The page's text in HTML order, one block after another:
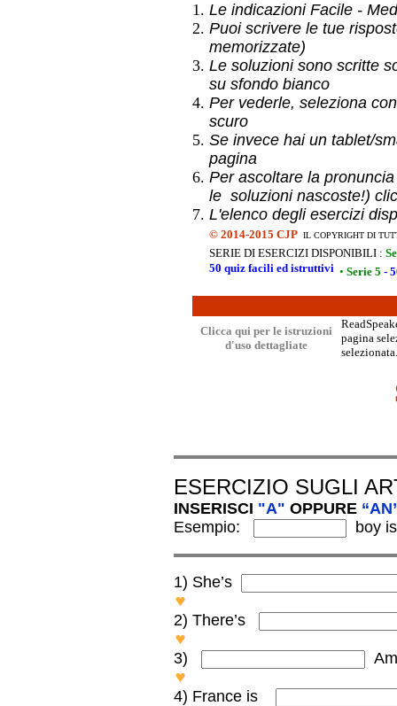
Le indicazioni Facile -
Puoi scrivere le tue
memorizzate)
Le soluzioni sono scritte
su sfondo bianco
Per vederle, seleziona
scuro
Se invece hai un tablet/
pagina
Per ascoltare la
le soluzioni nascoste!)
L'elenco degli esercizi
© 2014-2015 CJP IL COPYRIGHT DI
SERIE DI ESERCIZI DISPONIBILI :
50 quiz facili ed istruttivi • Serie 5 -
Clicca qui per le istruzioni
d'uso dettagliate
pagina
ESERCIZIO SUGLI
INSERISCI "A" OPPURE
Esempio:
boy
1) She’s
2) There’s
3)
4) France is